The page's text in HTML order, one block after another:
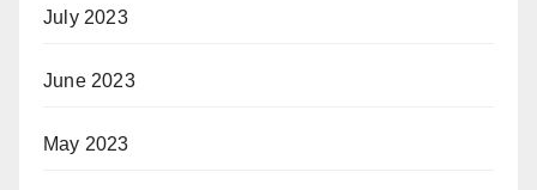
July 2023
June 2023
May 2023